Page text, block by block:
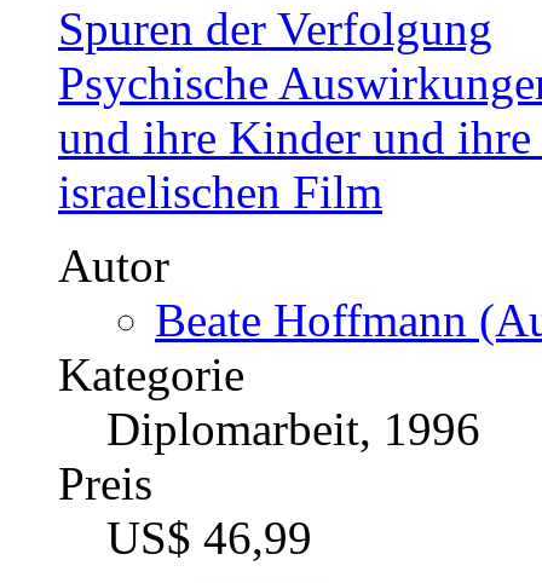
Spuren der Verfolgung
Psychische
und ihre Kinder und
israelischen Film
Autor
Beate Hoffmann
Kategorie
Diplomarbeit, 1996
Preis
US$ 46,99